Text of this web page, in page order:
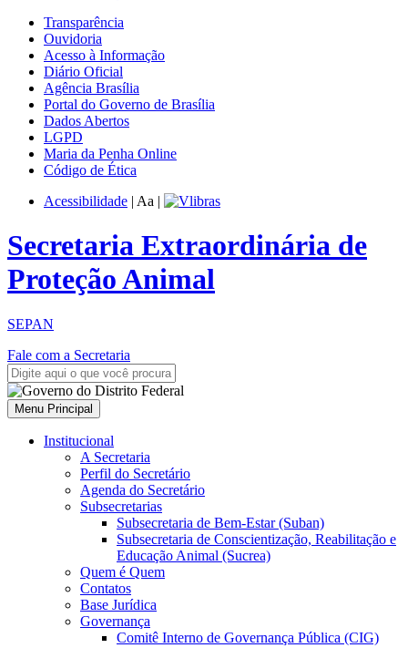
Transparência
Ouvidoria
Acesso à Informação
Diário Oficial
Agência Brasília
Portal do Governo de Brasília
Dados Abertos
LGPD
Maria da Penha Online
Código de Ética
Acessibilidade | Aa |
Secretaria Extraordinária de
Proteção Animal
SEPAN
Fale com a Secretaria
Menu Principal
Institucional
A Secretaria
Perfil do Secretário
Agenda do Secretário
Subsecretarias
Subsecretaria de Bem-Estar (Suban)
Subsecretaria de Conscientização, Reabilitação e
Educação Animal (Sucrea)
Quem é Quem
Contatos
Base Jurídica
Governança
Comitê Interno de Governança Pública (CIG)